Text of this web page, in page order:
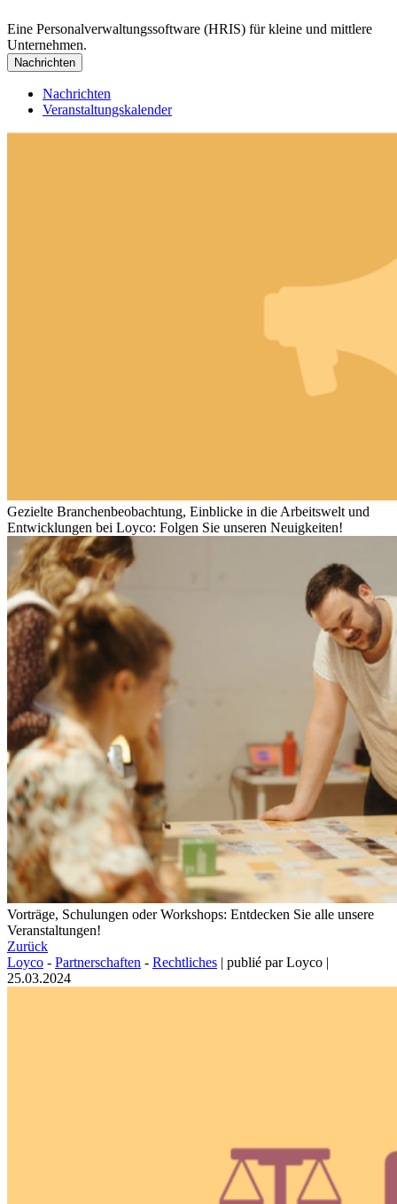
Eine Personalverwaltungssoftware (HRIS) für kleine und mittlere
Unternehmen.
Nachrichten
Nachrichten
Veranstaltungskalender
Gezielte Branchenbeobachtung, Einblicke in die Arbeitswelt und
Entwicklungen bei Loyco: Folgen Sie unseren Neuigkeiten!
Vorträge, Schulungen oder Workshops: Entdecken Sie alle unsere
Veranstaltungen!
Zurück
Loyco - Partnerschaften - Rechtliches | publié par Loyco |
25.03.2024